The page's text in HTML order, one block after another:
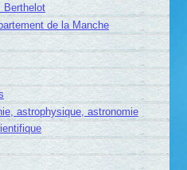
Berthelot
de la Manche
astrophysique, astronomie